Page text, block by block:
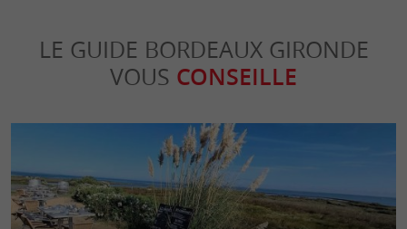
LE GUIDE BORDEAUX GIRONDE
VOUS CONSEILLE